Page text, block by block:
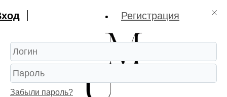
Регистрация
Забыли пароль?